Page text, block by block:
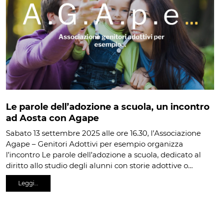
Le parole dell’adozione a scuola, un incontro
ad Aosta con Agape
Sabato 13 settembre 2025 alle ore 16.30, l’Associazione
Agape – Genitori Adottivi per esempio organizza
l’incontro Le parole dell’adozione a scuola, dedicato al
diritto allo studio degli alunni con storie adottive o…
Leggi…